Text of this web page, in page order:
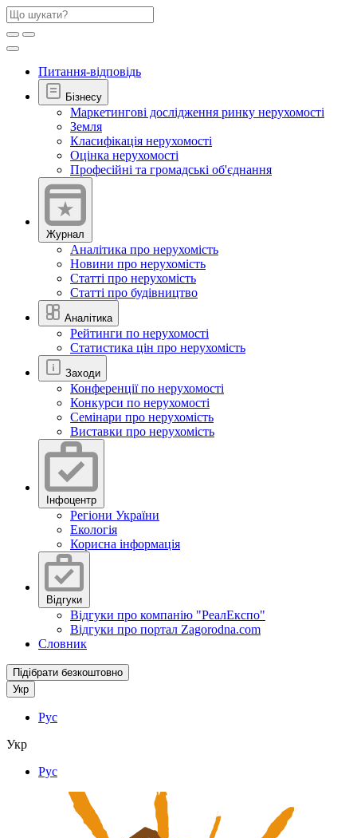
Питання-відповідь
Бізнесу
Маркетингові дослідження ринку нерухомості
Земля
Класифікація нерухомості
Оцінка нерухомості
Професійні та громадські об'єднання
Журнал
Аналітика про нерухомість
Новини про нерухомість
Статті про нерухомість
Статті про будівництво
Аналітика
Рейтинги по нерухомості
Статистика цін про нерухомість
Заходи
Конференції по нерухомості
Конкурси по нерухомості
Семінари про нерухомість
Виставки про нерухомість
Інфоцентр
Регіони України
Екологія
Корисна інформація
Відгуки
Відгуки про компанію "РеалЕкспо"
Відгуки про портал Zagorodna.com
Словник
Підібрати безкоштовно
Укр
Рус
Укр
Рус